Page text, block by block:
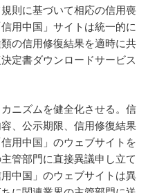
則に基づいて相応の信用喪
用中国」サイトは統一的に
の信用修復結果を適時に共
定書ダウンロードサービス
ニズムを健全化させる。信
、公示期限、信用修復結果
用中国」のウェブサイトを
管部門に直接異議申し立て
中国」のウェブサイトは異